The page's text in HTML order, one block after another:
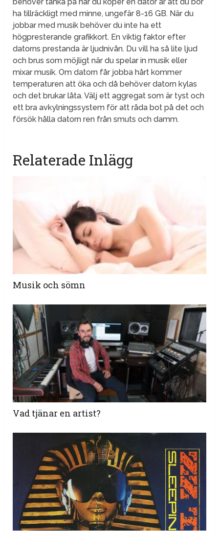
ha tillräckligt med minne, ungefär 8-16 GB. När du
jobbar med musik behöver du inte ha ett
högpresterande grafikkort. En viktig faktor efter
datorns prestanda är ljudnivån. Du vill ha så lite ljud
och brus som möjligt när du spelar in musik eller
mixar musik. Om datorn får jobba hårt kommer
temperaturen att öka och då behöver datorn kylas
och det brukar låta. Välj ett aggregat som är tyst och
ett bra avkylningssystem för att råda bot på det och
försök hålla datorn ren från smuts och damm.
Relaterade Inlägg
Musik och sömn
Vad tjänar en artist?